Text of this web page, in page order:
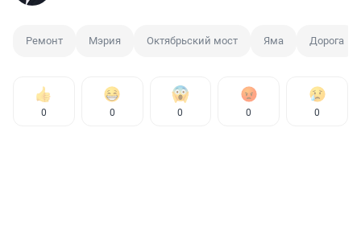
Ремонт Мэрия Октябрьский мост Яма Дорога
0 0 0 0 0